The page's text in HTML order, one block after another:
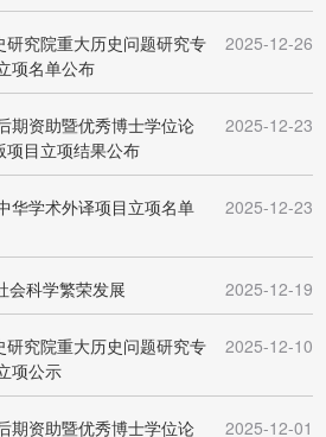
究院重大历史问题研究专
项名单公布
2025-12-26
期资助暨优秀博士学位论
项目立项结果公布
2025-12-23
华学术外译项目立项名单
2025-12-23
会科学繁荣发展 2025-12-19
究院重大历史问题研究专
项公示
2025-12-10
期资助暨优秀博士学位论 2025-12-01